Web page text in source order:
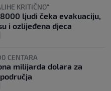
KRITIČNO"
ljudi čeka evakuaciju,
i ozlijeđena djeca
CENTARA
milijarda dolara za